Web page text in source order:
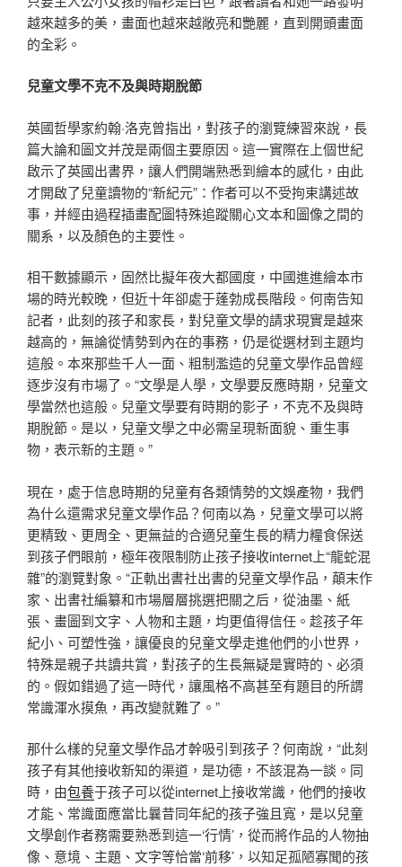
越來越多的美，畫面也越來越敞亮和艷麗，直到開頭畫面
的全彩。
兒童文學不克不及與時期脫節
英國哲學家約翰·洛克曾指出，對孩子的瀏覽練習來說，長
篇大論和圖文并茂是兩個主要原因。這一實際在上個世紀
啟示了英國出書界，讓人們開端熟悉到繪本的感化，由此
才開啟了兒童讀物的“新紀元”：作者可以不受拘束講述故
事，并經由過程插畫配圖特殊追蹤關心文本和圖像之間的
關系，以及顏色的主要性。
相干數據顯示，固然比擬年夜大都國度，中國進進繪本市
場的時光較晚，但近十年卻處于蓬勃成長階段。何南告知
記者，此刻的孩子和家長，對兒童文學的請求現實是越來
越高的，無論從情勢到內在的事務，仍是從選材到主題均
這般。本來那些千人一面、粗制濫造的兒童文學作品曾經
逐步沒有市場了。“文學是人學，文學要反應時期，兒童文
學當然也這般。兒童文學要有時期的影子，不克不及與時
期脫節。是以，兒童文學之中必需呈現新面貌、重生事
物，表示新的主題。”
現在，處于信息時期的兒童有各類情勢的文娛產物，我們
為什么還需求兒童文學作品？何南以為，兒童文學可以將
更精致、更周全、更無益的合適兒童生長的精力糧食保送
到孩子們眼前，極年夜限制防止孩子接收internet上“龍蛇混
雜”的瀏覽對象。“正軌出書社出書的兒童文學作品，顛末作
家、出書社編纂和市場層層挑選把關之后，從油墨、紙
張、畫圖到文字、人物和主題，均更值得信任。趁孩子年
紀小、可塑性強，讓優良的兒童文學走進他們的小世界，
特殊是親子共讀共賞，對孩子的生長無疑是實時的、必須
的。假如錯過了這一時代，讓風格不高甚至有題目的所謂
常識渾水摸魚，再改變就難了。”
那什么樣的兒童文學作品才幹吸引到孩子？何南說，“此刻
孩子有其他接收新知的渠道，是功德，不該混為一談。同
時，由包養于孩子可以從internet上接收常識，他們的接收
才能、常識面應當比曩昔同年紀的孩子強且寬，是以兒童
文學創作者務需要熟悉到這一‘行情’，從而將作品的人物抽
像、意境、主題、文字等恰當‘前移’，以知足孤陋寡聞的孩